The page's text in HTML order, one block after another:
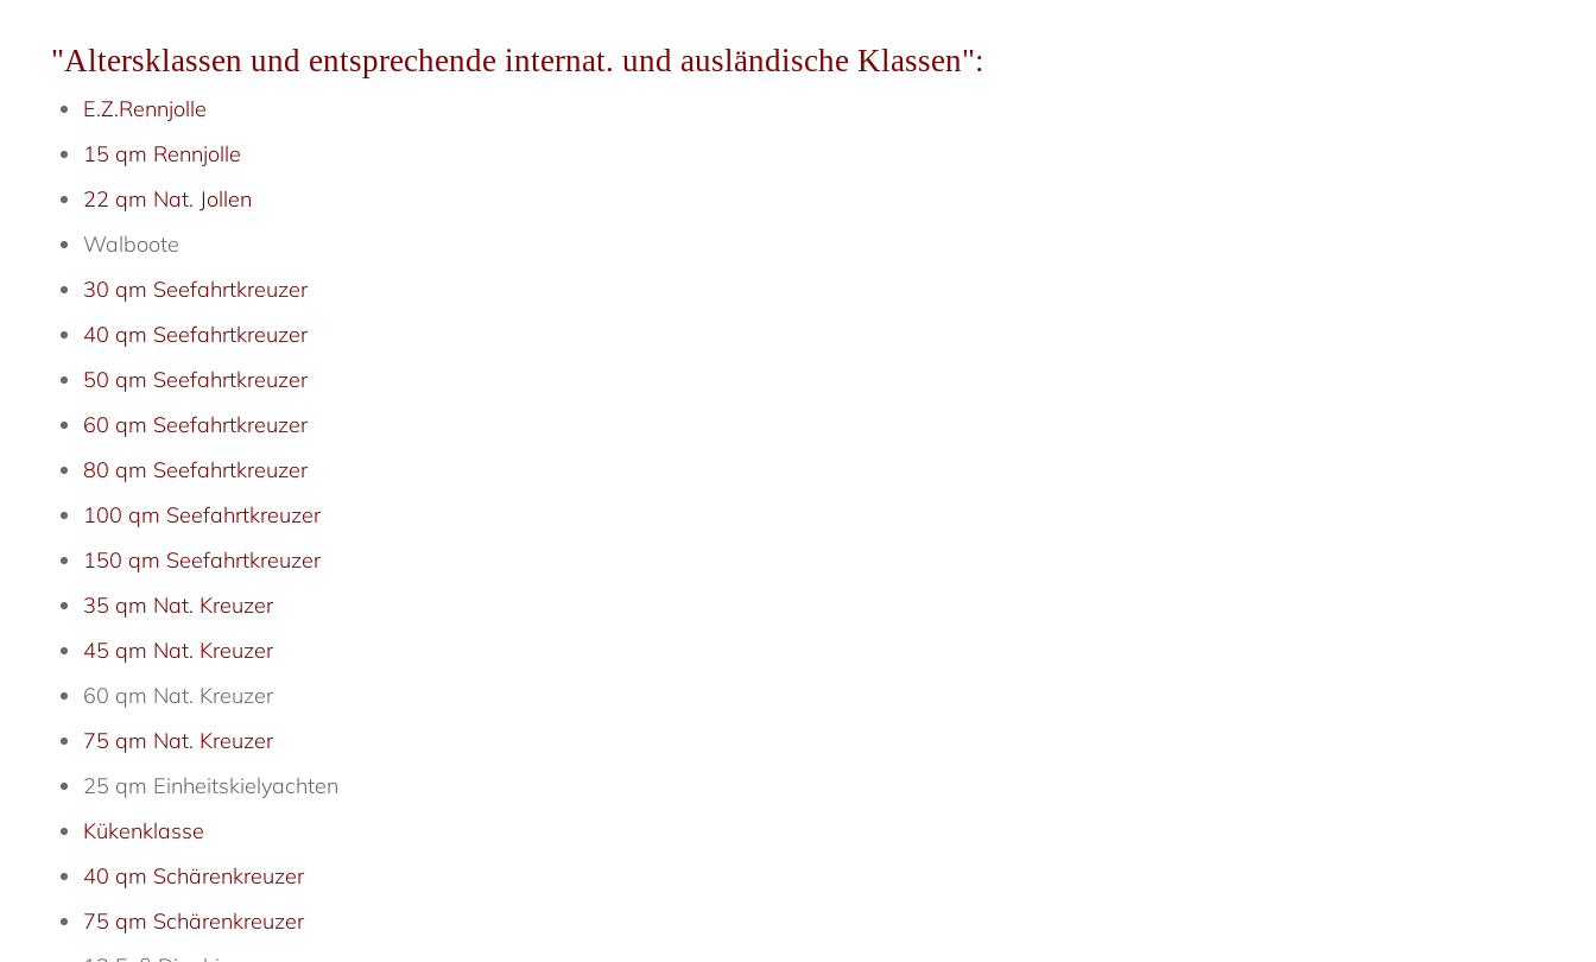
"Altersklassen und entsprechende internat. und ausländische Klassen":
E.Z.Rennjolle
15 qm Rennjolle
22 qm Nat. Jollen
Walboote
30 qm Seefahrtkreuzer
40 qm Seefahrtkreuzer
50 qm Seefahrtkreuzer
60 qm Seefahrtkreuzer
80 qm Seefahrtkreuzer
100 qm Seefahrtkreuzer
150 qm Seefahrtkreuzer
35 qm Nat. Kreuzer
45 qm Nat. Kreuzer
60 qm Nat. Kreuzer
75 qm Nat. Kreuzer
25 qm Einheitskielyachten
Kükenklasse
40 qm Schärenkreuzer
75 qm Schärenkreuzer